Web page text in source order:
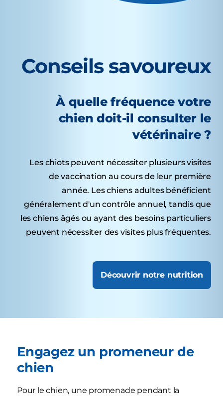
Conseils savoureux
À quelle fréquence votre
chien doit-il consulter le
vétérinaire ?
Les chiots peuvent nécessiter plusieurs visites
de vaccination au cours de leur première
année. Les chiens adultes bénéficient
généralement d'un contrôle annuel, tandis que
les chiens âgés ou ayant des besoins particuliers
peuvent nécessiter des visites plus fréquentes.
Découvrir notre nutrition
Engagez un promeneur de
chien
Pour le chien, une promenade pendant la